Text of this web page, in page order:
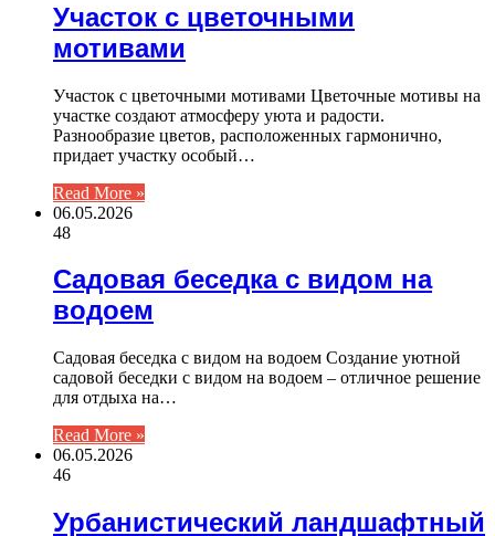
Участок с цветочными
мотивами
Участок с цветочными мотивами Цветочные мотивы на
участке создают атмосферу уюта и радости.
Разнообразие цветов, расположенных гармонично,
придает участку особый…
Read More »
06.05.2026
48
Садовая беседка с видом на
водоем
Садовая беседка с видом на водоем Создание уютной
садовой беседки с видом на водоем – отличное решение
для отдыха на…
Read More »
06.05.2026
46
Урбанистический ландшафтный